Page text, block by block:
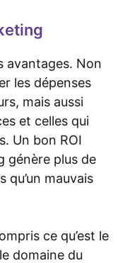
avantages. Non
les dépenses
mais aussi
et celles qui
Un bon ROI
génère plus de
qu’un mauvais
ce qu’est le
domaine du